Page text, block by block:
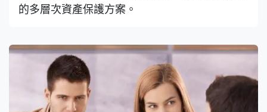
的多層次資產保護方案。